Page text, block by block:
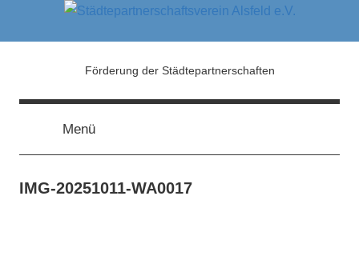
Alsfeld
e.V.
Förderung der Städtepartnerschaften
Menü
IMG-20251011-WA0017